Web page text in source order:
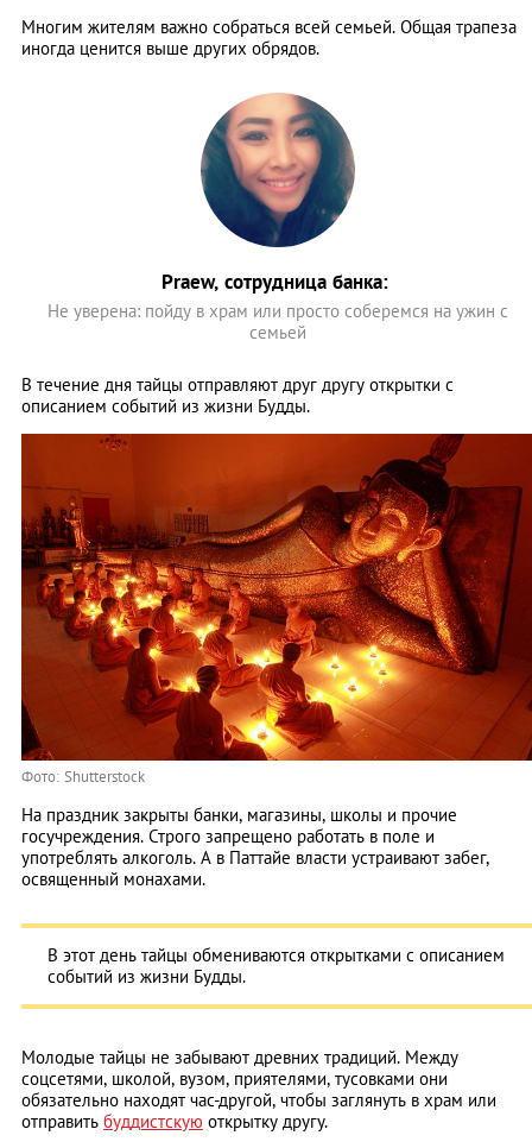
Многим жителям важно собраться всей семьей. Общая трапеза
иногда ценится выше других обрядов.
Praew, сотрудница банка:
Не уверена: пойду в храм или просто соберемся на ужин с
семьей
В течение дня тайцы отправляют друг другу открытки с
описанием событий из жизни Будды.
Фото: Shutterstock
На праздник закрыты банки, магазины, школы и прочие
госучреждения. Строго запрещено работать в поле и
употреблять алкоголь. А в Паттайе власти устраивают забег,
освященный монахами.
В этот день тайцы обмениваются открытками с описанием
событий из жизни Будды.
Молодые тайцы не забывают древних традиций. Между
соцсетями, школой, вузом, приятелями, тусовками они
обязательно находят час-другой, чтобы заглянуть в храм или
отправить буддистскую открытку другу.